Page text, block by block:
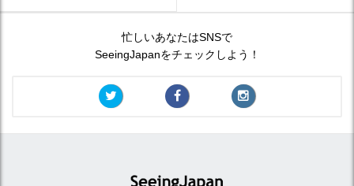
忙しいあなたはSNSで
SeeingJapanをチェックしよう！